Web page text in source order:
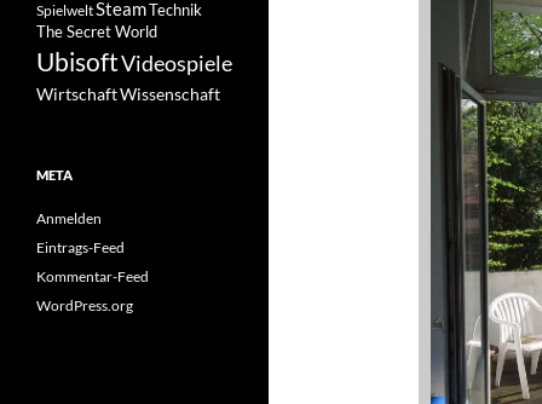
SpielweltSteamTechnik
The Secret World
UbisoftVideospiele
WirtschaftWissenschaft
META
Anmelden
Eintrags-Feed
Kommentar-Feed
WordPress.org